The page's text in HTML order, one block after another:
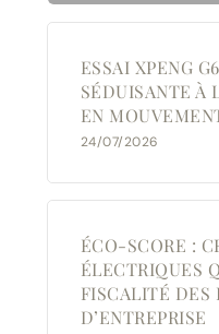
ESSAI XPENG
SÉDUISANTE À
EN
24/07/2026
ÉCO-SCORE :
ÉLECTRIQUES
FISCALITÉ DES
D’ENTREPRISE